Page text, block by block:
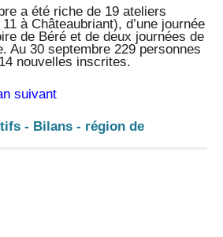
a été riche de 19 ateliers
à Châteaubriant), d’une journée
de Béré et de deux journées de
Au 30 septembre 229 personnes
nouvelles inscrites.
suivant
- Bilans - région de